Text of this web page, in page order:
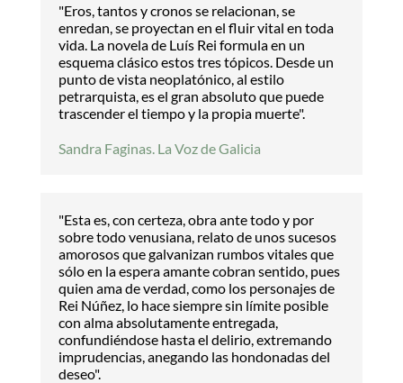
"Eros, tantos y cronos se relacionan, se
enredan, se proyectan en el fluir vital en toda
vida. La novela de Luís Rei formula en un
esquema clásico estos tres tópicos. Desde un
punto de vista neoplatónico, al estilo
petrarquista, es el gran absoluto que puede
trascender el tiempo y la propia muerte".
Sandra Faginas. La Voz de Galicia
"Esta es, con certeza, obra ante todo y por
sobre todo venusiana, relato de unos sucesos
amorosos que galvanizan rumbos vitales que
sólo en la espera amante cobran sentido, pues
quien ama de verdad, como los personajes de
Rei Núñez, lo hace siempre sin límite posible
con alma absolutamente entregada,
confundiéndose hasta el delirio, extremando
imprudencias, anegando las hondonadas del
deseo".